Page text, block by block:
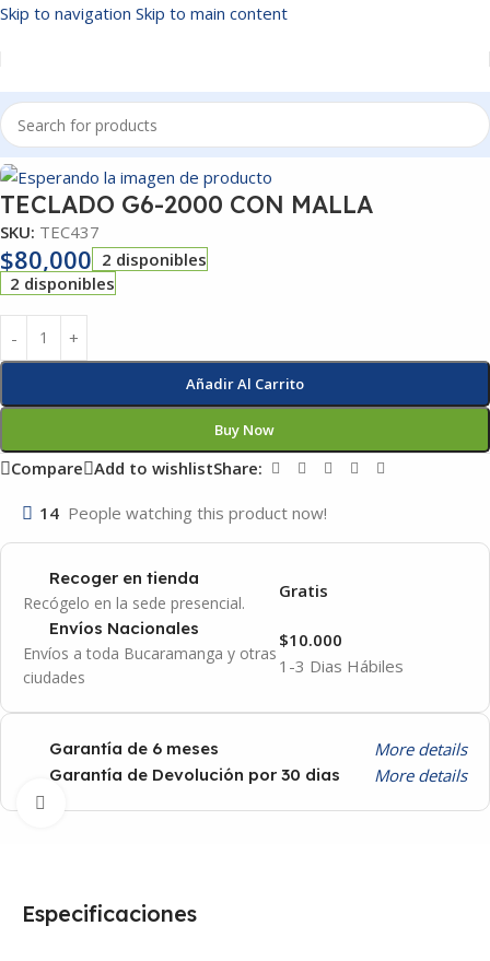
Skip to navigation Skip to main content
Inicio/TECLADOS
TECLADO G6-2000 CON MALLA
SKU: TEC437
$80,000 2 disponibles
2 disponibles
Añadir Al Carrito
Buy Now
Compare Add to wishlistShare:
14 People watching this product now!
Recoger en tienda
Recógelo en la sede presencial.
Gratis
Envíos Nacionales
Envíos a toda Bucaramanga y otras
ciudades
1-3 Dias Hábiles
$10.000
Garantía de 6 meses More details
Garantía de Devolución por 30 dias More details
Especificaciones